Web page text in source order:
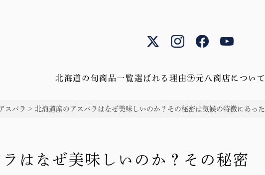
北海道の旬商品一覧
魚、
貝、
産
ス
ゃ
チ
産
の
れ
り
ト
選ばれる理由㋚元八商店について
スパラ > 北海道産のアスパラはなぜ美味しいのか？その秘密は気候の特徴にあった
はなぜ美味しいのか？その秘密